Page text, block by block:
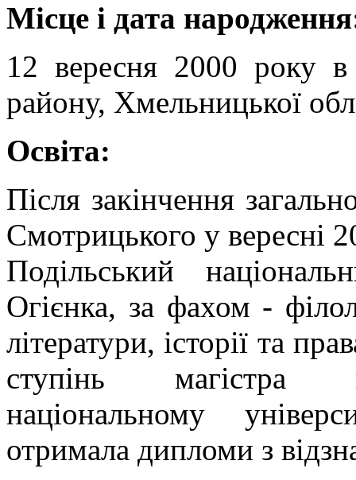
Місце і дата
12 вересня 2000 року
району, Хмельницької
Освіта:
Після закінчення
Смотрицького у вересні
Подільський
Огієнка, за фахом -
літератури, історії та
ступінь магістра в
національному
отримала дипломи з